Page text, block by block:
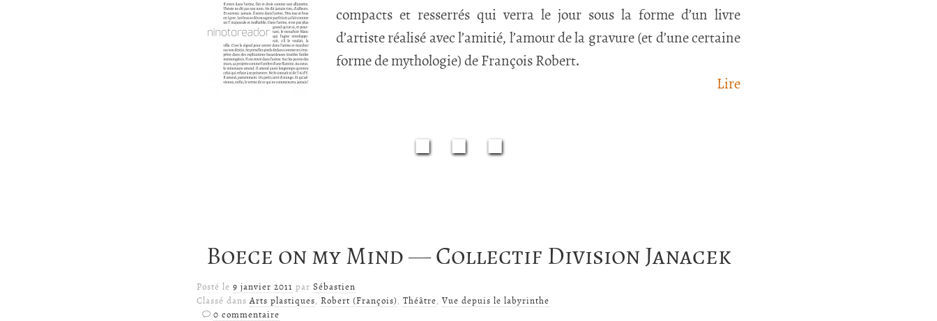
compacts et resserrés qui verra le jour sous la forme d’un livre
d’artiste réalisé avec l’amitié, l’amour de la gravure (et d’une certaine
forme de mythologie) de François Robert.
Lire
■■■
Boece on my Mind — Collectif Division Janacek
Posté le 9 janvier 2011 par Sébastien
Classé dansArts plastiques, Robert (François), Théâtre, Vue depuis le labyrinthe
0 commentaire